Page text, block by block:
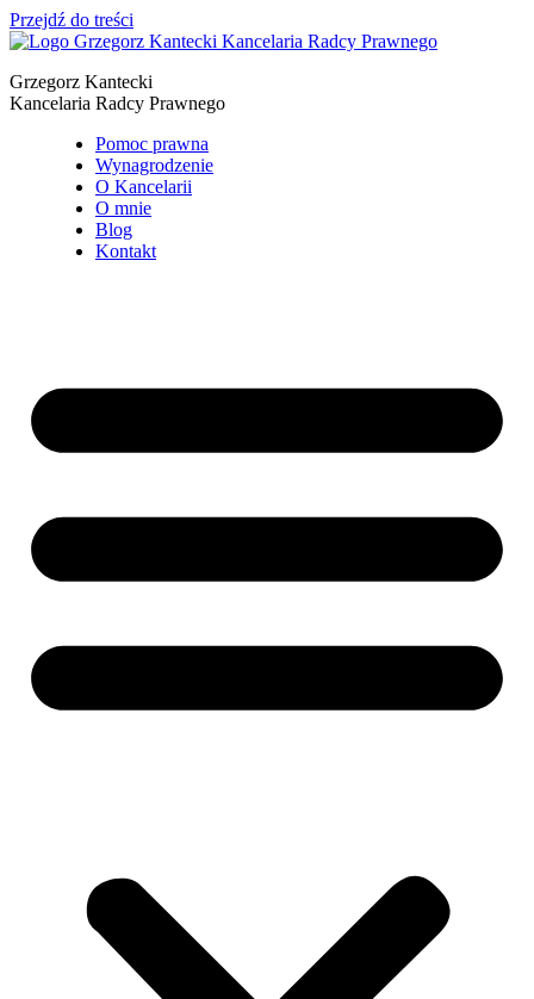
Przejdź do treści
Grzegorz Kantecki
Kancelaria Radcy Prawnego
Pomoc prawna
Wynagrodzenie
O Kancelarii
O mnie
Blog
Kontakt